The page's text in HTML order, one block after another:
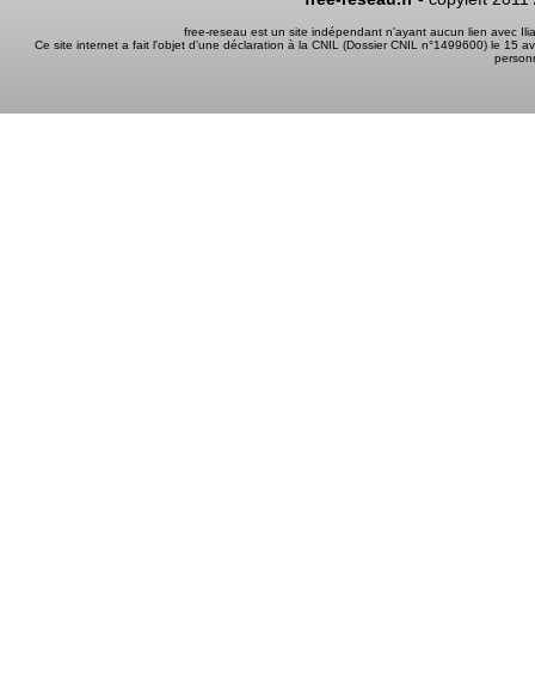
free-reseau est un site indépendant n'ayant aucun lien avec
Ce site internet a fait l'objet d'une déclaration à la CNIL (Dossier CNIL n°1499600) le 15